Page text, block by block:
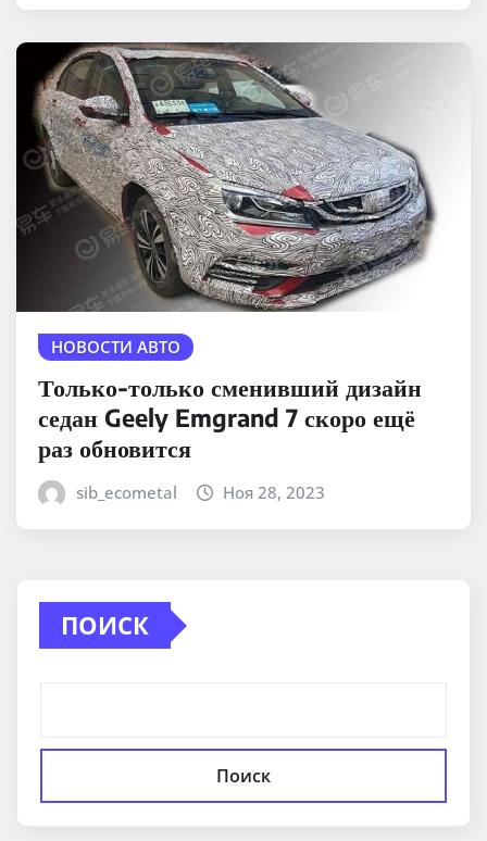
НОВОСТИ АВТО
Только-только сменивший дизайн
седан Geely Emgrand 7 скоро ещё
раз обновится
sib_ecometal Ноя 28, 2023
ПОИСК
Поиск